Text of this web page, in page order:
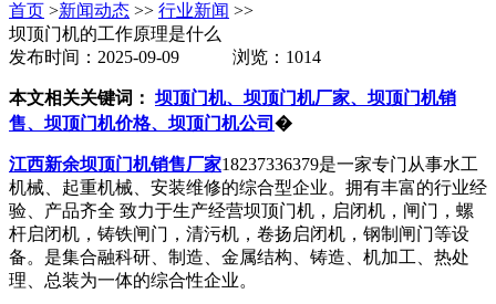
首页 >新闻动态 >> 行业新闻 >>
坝顶门机的工作原理是什么
发布时间：2025-09-09 浏览：1014
本文相关关键词： 坝顶门机、坝顶门机厂家、坝顶门机销
售、坝顶门机价格、坝顶门机公司 �
江西新余坝顶门机销售厂家18237336379是一家专门从事水工
机械、起重机械、安装维修的综合型企业。拥有丰富的行业经
验、产品齐全 致力于生产经营坝顶门机，启闭机，闸门，螺
杆启闭机，铸铁闸门，清污机，卷扬启闭机，钢制闸门等设
备。是集合融科研、制造、金属结构、铸造、机加工、热处
理、总装为一体的综合性企业。